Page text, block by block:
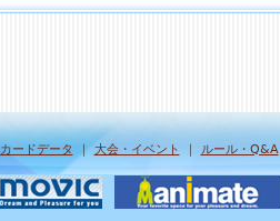
カードデータ ｜大会・イベント ｜ ルール・Q&A